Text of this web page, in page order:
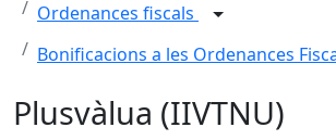
Ordenances fiscals
Bonificacions a les Ordenances
Plusvàlua (IIVTNU)